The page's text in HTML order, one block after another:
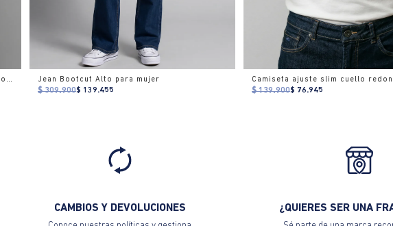
Camiseta estampado localizado cuello redondo para mujer Jean Bootcut Alto para mujer
$ 309.900$ 139.455 $ 139.900$ 76.945
CAMBIOS Y DEVOLUCIONES ¿QUIERES SER UNA